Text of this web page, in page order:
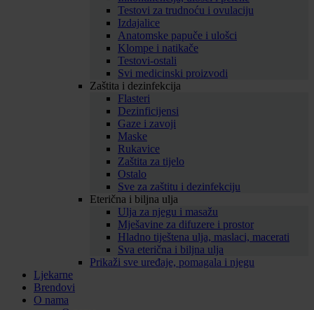
Testovi za trudnoću i ovulaciju
Izdajalice
Anatomske papuče i ulošci
Klompe i natikače
Testovi-ostali
Svi medicinski proizvodi
Zaštita i dezinfekcija
Flasteri
Dezinficijensi
Gaze i zavoji
Maske
Rukavice
Zaštita za tijelo
Ostalo
Sve za zaštitu i dezinfekciju
Eterična i biljna ulja
Ulja za njegu i masažu
Mješavine za difuzere i prostor
Hladno tiještena ulja, maslaci, macerati
Sva eterična i biljna ulja
Prikaži sve uređaje, pomagala i njegu
Ljekarne
Brendovi
O nama